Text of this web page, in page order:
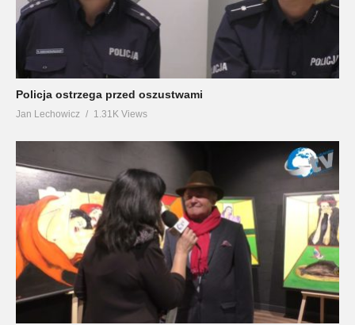
Policja ostrzega przed oszustwami
Jan Lechowicz 1.31K Views